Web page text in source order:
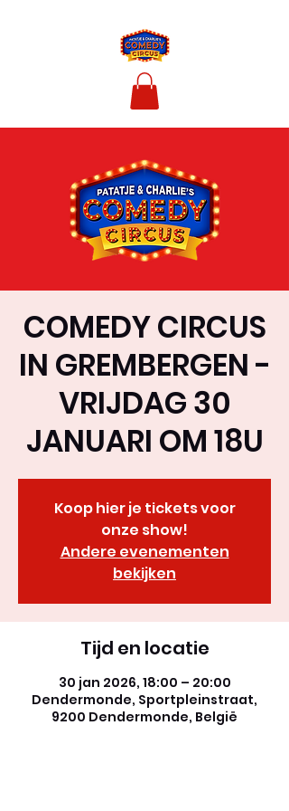
COMEDY CIRCUS
IN GREMBERGEN -
VRIJDAG 30
JANUARI OM 18U
Koop hier je tickets voor
onze show!
Andere evenementen
bekijken
Tijd en locatie
30 jan 2026, 18:00 – 20:00
Dendermonde, Sportpleinstraat,
9200 Dendermonde, België